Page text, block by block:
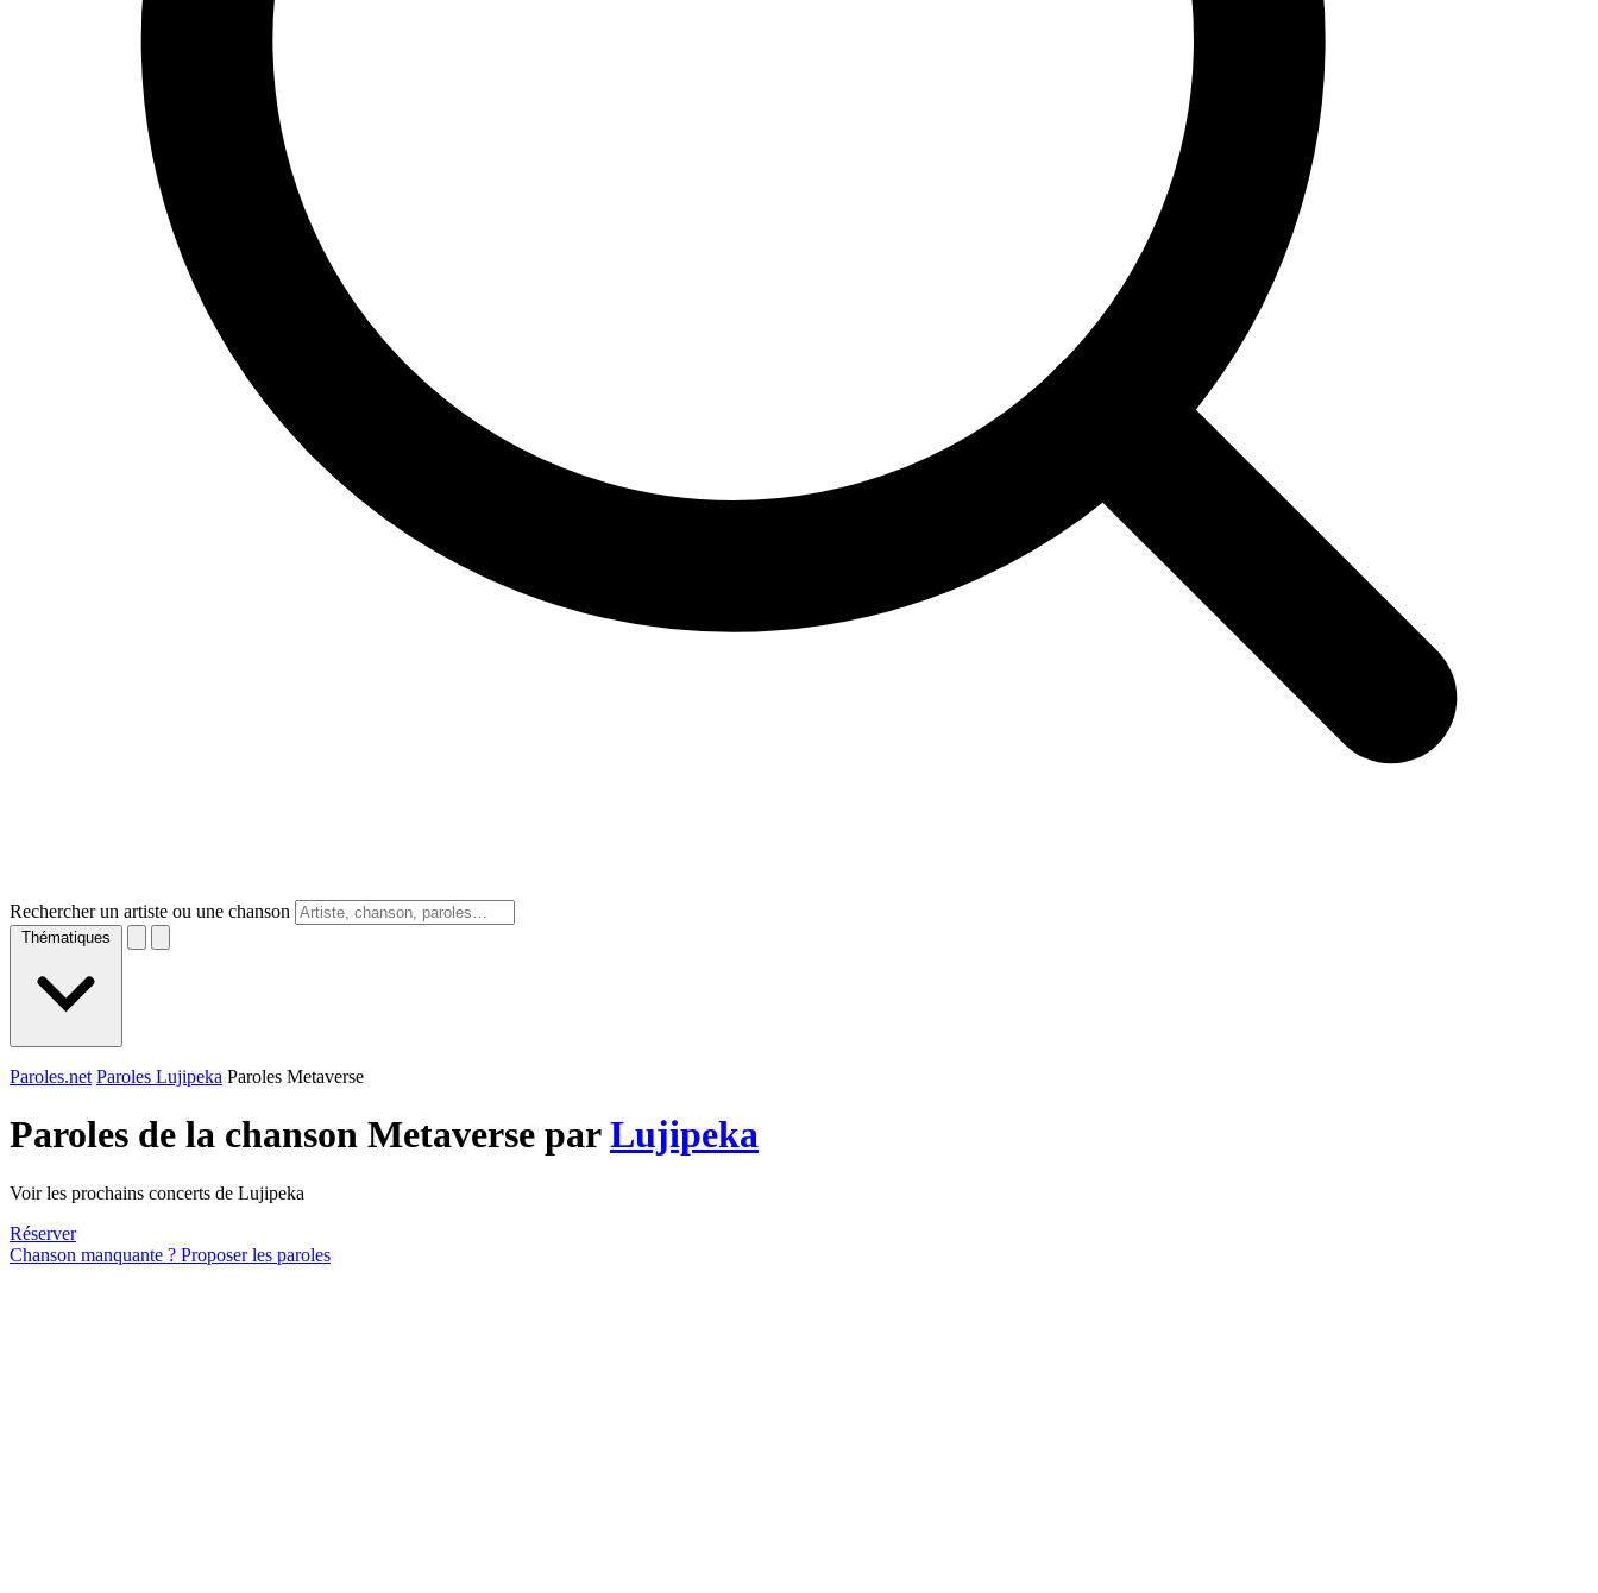
Rechercher un artiste ou une chanson
Thématiques
Paroles.net Paroles Lujipeka Paroles Metaverse
Paroles de la chanson Metaverse parLujipeka
Voir les prochains concerts de Lujipeka
Réserver
Chanson manquante ? Proposer les paroles